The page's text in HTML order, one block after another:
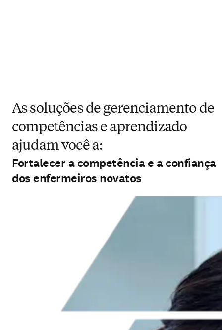
As soluções de gerenciamento de
competências e aprendizado
ajudam você a:
Fortalecer a competência e a confiança
dos enfermeiros novatos